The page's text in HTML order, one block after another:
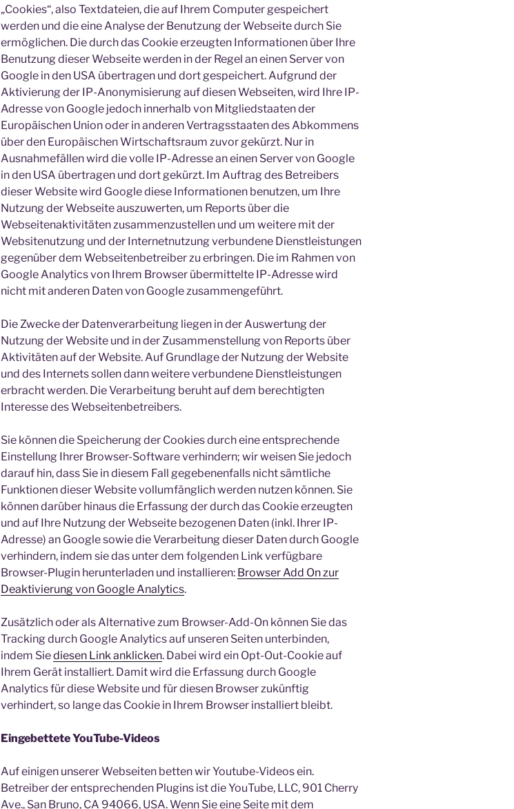
„Cookies“, also Textdateien, die auf Ihrem Computer gespeichert
werden und die eine Analyse der Benutzung der Webseite durch Sie
ermöglichen. Die durch das Cookie erzeugten Informationen über Ihre
Benutzung dieser Webseite werden in der Regel an einen Server von
Google in den USA übertragen und dort gespeichert. Aufgrund der
Aktivierung der IP-Anonymisierung auf diesen Webseiten, wird Ihre IP-
Adresse von Google jedoch innerhalb von Mitgliedstaaten der
Europäischen Union oder in anderen Vertragsstaaten des Abkommens
über den Europäischen Wirtschaftsraum zuvor gekürzt. Nur in
Ausnahmefällen wird die volle IP-Adresse an einen Server von Google
in den USA übertragen und dort gekürzt. Im Auftrag des Betreibers
dieser Website wird Google diese Informationen benutzen, um Ihre
Nutzung der Webseite auszuwerten, um Reports über die
Webseitenaktivitäten zusammenzustellen und um weitere mit der
Websitenutzung und der Internetnutzung verbundene Dienstleistungen
gegenüber dem Webseitenbetreiber zu erbringen. Die im Rahmen von
Google Analytics von Ihrem Browser übermittelte IP-Adresse wird
nicht mit anderen Daten von Google zusammengeführt.
Die Zwecke der Datenverarbeitung liegen in der Auswertung der
Nutzung der Website und in der Zusammenstellung von Reports über
Aktivitäten auf der Website. Auf Grundlage der Nutzung der Website
und des Internets sollen dann weitere verbundene Dienstleistungen
erbracht werden. Die Verarbeitung beruht auf dem berechtigten
Interesse des Webseitenbetreibers.
Sie können die Speicherung der Cookies durch eine entsprechende
Einstellung Ihrer Browser-Software verhindern; wir weisen Sie jedoch
darauf hin, dass Sie in diesem Fall gegebenenfalls nicht sämtliche
Funktionen dieser Website vollumfänglich werden nutzen können. Sie
können darüber hinaus die Erfassung der durch das Cookie erzeugten
und auf Ihre Nutzung der Webseite bezogenen Daten (inkl. Ihrer IP-
Adresse) an Google sowie die Verarbeitung dieser Daten durch Google
verhindern, indem sie das unter dem folgenden Link verfügbare
Browser-Plugin herunterladen und installieren: Browser Add On zur
Deaktivierung von Google Analytics.
Zusätzlich oder als Alternative zum Browser-Add-On können Sie das
Tracking durch Google Analytics auf unseren Seiten unterbinden,
indem Siediesen Link anklicken. Dabei wird ein Opt-Out-Cookie auf
Ihrem Gerät installiert. Damit wird die Erfassung durch Google
Analytics für diese Website und für diesen Browser zukünftig
verhindert, so lange das Cookie in Ihrem Browser installiert bleibt.
Eingebettete YouTube-Videos
Auf einigen unserer Webseiten betten wir Youtube-Videos ein.
Betreiber der entsprechenden Plugins ist die YouTube, LLC, 901 Cherry
Ave., San Bruno, CA 94066, USA. Wenn Sie eine Seite mit dem